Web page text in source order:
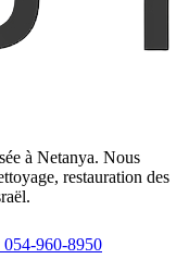
à Netanya. Nous
restauration des
960-8950